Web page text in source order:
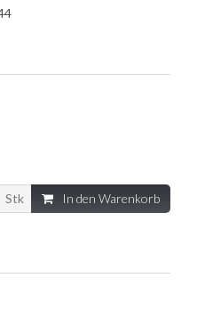
Stk In den Warenkorb